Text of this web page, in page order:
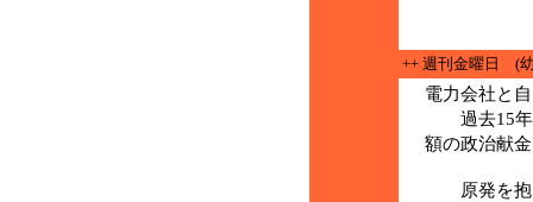
++ 週刊金曜日 (
電力会社と
過去15年
額の政治献金
原発を抱